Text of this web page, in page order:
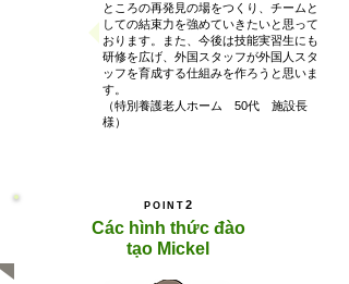
ところの再発見の場をつくり、チームと
しての結束力を強めていきたいと思って
おります。また、今後は技能実習生にも
研修を広げ、外国スタッフが外国人スタ
ッフを育成する仕組みを作ろうと思いま
す。
（特別養護老人ホーム 50代 施設長
様）
POINT 2
Các hình thức đào
tạo Mickel